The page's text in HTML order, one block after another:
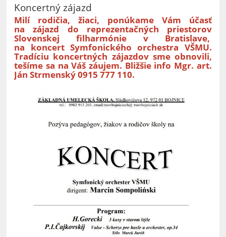
Koncertný zájazd
Milí rodičia, žiaci, ponúkame Vám účasť
na zájazd do reprezentačných priestorov
Slovenskej filharmónie v Bratislave,
na koncert Symfonického orchestra VŠMU.
Tradíciu koncertných zájazdov sme obnovili,
tešíme sa na Váš záujem. Bližšie info Mgr. art.
Ján Strmenský 0915 777 110.